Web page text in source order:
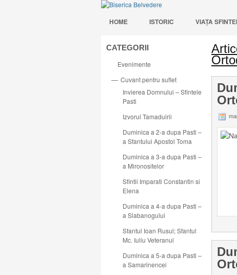
HOME ISTORIC VIAŢA
CATEGORII
Evenimente
— Cuvant pentru suflet
Invierea Domnului – Sfintele
Pasti
Izvorul Tamaduirii
Duminica a 2-a dupa Pasti –
a Sfantului Apostol Toma
Duminica a 3-a dupa Pasti –
a Mironositelor
Sfintii Imparati Constantin si
Elena
Duminica a 4-a dupa Pasti –
a Slabanogului
Sfantul Ioan Rusul; Sfantul
Mc. Iuliu Veteranul
Duminica a 5-a dupa Pasti –
a Samarinencei